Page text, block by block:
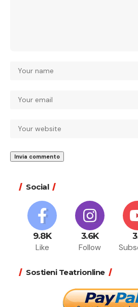
Social
9.8K
Like
3.6K
Follow
Sostieni Teatrionline